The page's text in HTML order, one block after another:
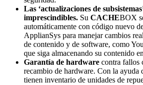
Las ‘actualizaciones de
imprescindibles. Su CACHEBOX
automáticamente con código nuevo
ApplianSys para manejar cambios
de contenido y de software, como
que siga almacenando su contenido
Garantía de hardware contra fallos
recambio de hardware. Con la ayuda
tienen inventario de unidades de